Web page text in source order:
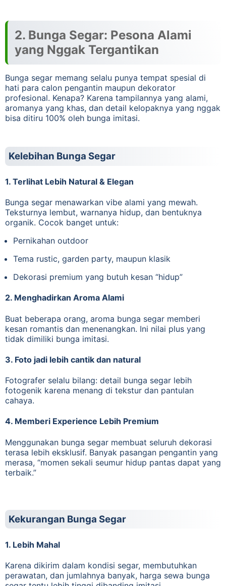
2. Bunga Segar: Pesona Alami
yang Nggak Tergantikan
Bunga segar memang selalu punya tempat spesial di
hati para calon pengantin maupun dekorator
profesional. Kenapa? Karena tampilannya yang alami,
aromanya yang khas, dan detail kelopaknya yang nggak
bisa ditiru 100% oleh bunga imitasi.
Kelebihan Bunga Segar
1. Terlihat Lebih Natural & Elegan
Bunga segar menawarkan vibe alami yang mewah.
Teksturnya lembut, warnanya hidup, dan bentuknya
organik. Cocok banget untuk:
Pernikahan outdoor
Tema rustic, garden party, maupun klasik
Dekorasi premium yang butuh kesan “hidup”
2. Menghadirkan Aroma Alami
Buat beberapa orang, aroma bunga segar memberi
kesan romantis dan menenangkan. Ini nilai plus yang
tidak dimiliki bunga imitasi.
3. Foto jadi lebih cantik dan natural
Fotografer selalu bilang: detail bunga segar lebih
fotogenik karena menang di tekstur dan pantulan
cahaya.
4. Memberi Experience Lebih Premium
Menggunakan bunga segar membuat seluruh dekorasi
terasa lebih eksklusif. Banyak pasangan pengantin yang
merasa, “momen sekali seumur hidup pantas dapat yang
terbaik.”
Kekurangan Bunga Segar
1. Lebih Mahal
Karena dikirim dalam kondisi segar, membutuhkan
perawatan, dan jumlahnya banyak, harga sewa bunga